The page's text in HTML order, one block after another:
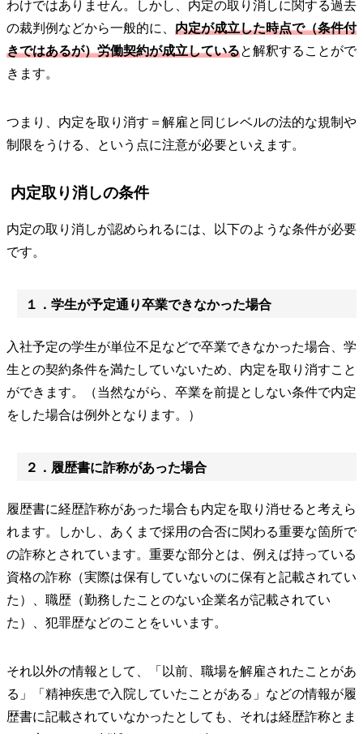
わけではありません。しかし、内定の取り消しに関する過去
の裁判例などから一般的に、 内定が成立した時点で（条件付
きではあるが）労働契約が成立していると解釈することがで
きます。
つまり、内定を取り消す＝解雇と同じレベルの法的な規制や
制限をうける、という点に注意が必要といえます。
内定取り消しの条件
内定の取り消しが認められるには、以下のような条件が必要
です。
１．学生が予定通り卒業できなかった場合
入社予定の学生が単位不足などで卒業できなかった場合、学
生との契約条件を満たしていないため、内定を取り消すこと
ができます。（当然ながら、卒業を前提としない条件で内定
をした場合は例外となります。）
２．履歴書に詐称があった場合
履歴書に経歴詐称があった場合も内定を取り消せると考えら
れます。しかし、あくまで採用の合否に関わる重要な箇所で
の詐称とされています。重要な部分とは、例えば持っている
資格の詐称（実際は保有していないのに保有と記載されてい
た）、職歴（勤務したことのない企業名が記載されてい
た）、犯罪歴などのことをいいます。
それ以外の情報として、「以前、職場を解雇されたことがあ
る」「精神疾患で入院していたことがある」などの情報が履
歴書に記載されていなかったとしても、それは経歴詐称とま